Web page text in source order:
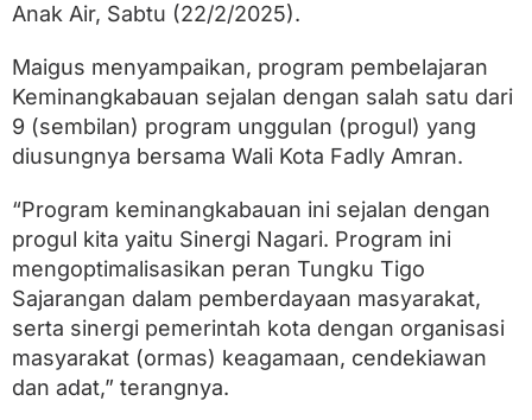
a
K
e
m
i
n
n
g
k
a
b
a
u
n
S
Anak Air, Sabtu (22/2/2025).
Maigus menyampaikan, program pembelajaran
Keminangkabauan sejalan dengan salah satu dari
9 (sembilan) program unggulan (progul) yang
diusungnya bersama Wali Kota Fadly Amran.
“Program keminangkabauan ini sejalan dengan
progul kita yaitu Sinergi Nagari. Program ini
mengoptimalisasikan peran Tungku Tigo
Sajarangan dalam pemberdayaan masyarakat,
serta sinergi pemerintah kota dengan organisasi
masyarakat (ormas) keagamaan, cendekiawan
dan adat,” terangnya.